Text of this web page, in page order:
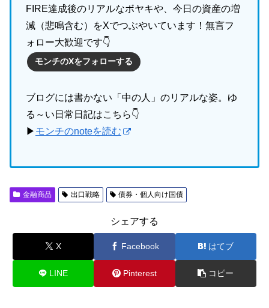
FIRE達成後のリアルなボヤキや、今日の資産の増
減（悲鳴含む）をXでつぶやいています！無言フ
ォロー大歓迎です👇
モンチのXをフォローする
ブログには書かない「中の人」のリアルな姿。ゆ
る～い日常日記はこちら👇
▶ モンチのnoteを読む
金融商品 出口戦略 債券・個人向け国債
シェアする
X Facebook はてブ
LINE Pinterest コピー